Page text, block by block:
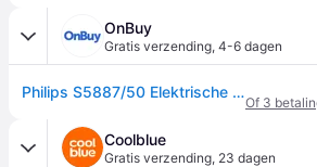
OnBuy
Gratis verzending, 4-6 dagen
Philips S5887/50 Elektrische scheerapparaat - Serie 5000
Of 3
Coolblue
Gratis verzending, 23 dagen